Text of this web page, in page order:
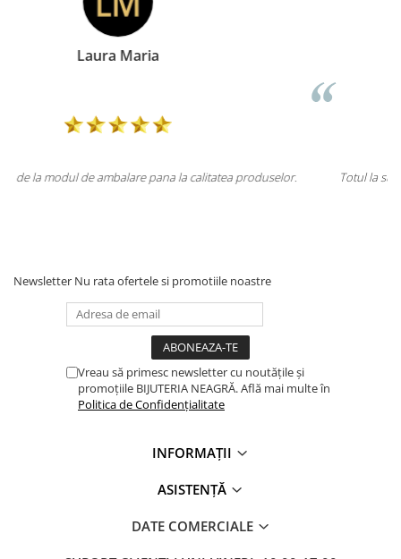
produselor.
Totul la superlativ! Produsul, fix descrierea, ambalaj,
Newsletter Nu rata ofertele si promotiile noastre
Vreau să primesc newsletter cu noutățile și
promoțiile BIJUTERIA NEAGRĂ. Află mai multe în
Politica de Confidențialitate
INFORMAȚII
ASISTENȚĂ
DATE COMERCIALE